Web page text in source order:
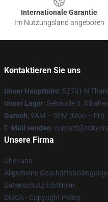
Internationale Garantie
Im Nutzungsland angeboten
Kontaktieren Sie uns
Unser Hauptbüro: 52701 N
Unser Lager: Gebäude 5,
Geruch: 9AM – 5PM (Mon – Fri)
E-Mail senden:
Unsere Firma
Über uns
Allgemeine
Datenschutzrichtlinien
DMCA - Copyright Policy